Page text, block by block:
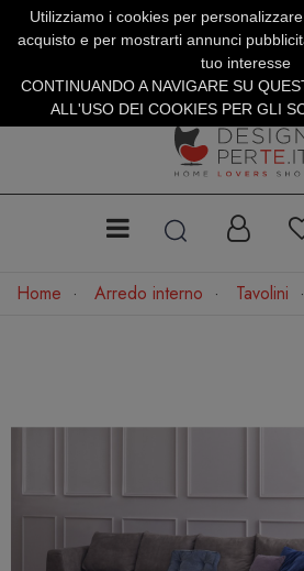
SERVIZIO CLIENTI
SUMMER SALES | Fino
Home Arredo interno Tavolini
Utilizziamo i cookies per
acquisto e per mostrarti annunci
tuo interesse
CONTINUANDO A NAVIGARE SU
ALL'USO DEI COOKIES PER GLI